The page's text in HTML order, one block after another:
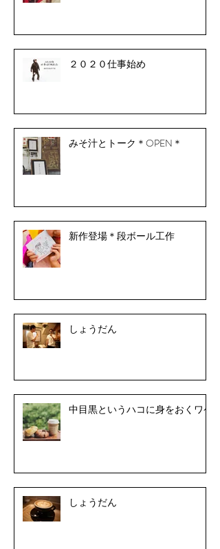
２０２０仕事始め
みそ汁とトーク＊OPEN＊
新作登場＊段ボール工作
しょうだん
中目黒というハコに身をおくワケ
しょうだん